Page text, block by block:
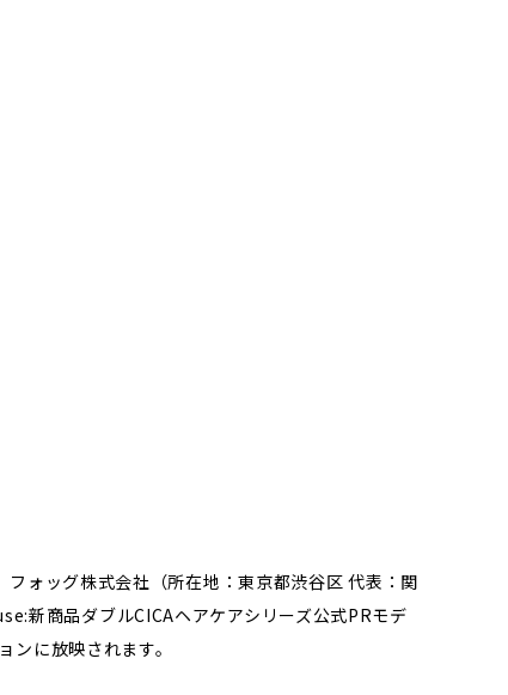
ォッグ株式会社（所在地：東京都渋谷区 代表：関
新商品ダブルCICAヘアケアシリーズ公式PRモデ
に放映されます。